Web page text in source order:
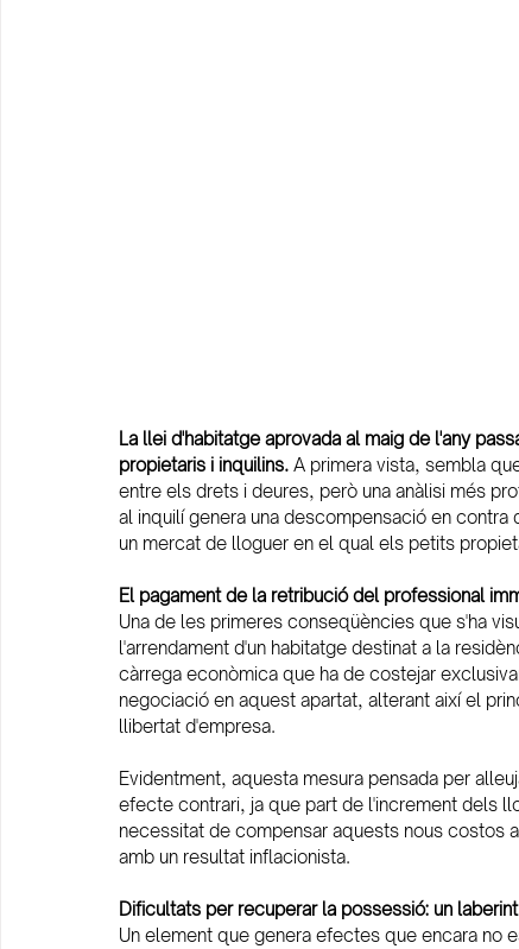
La llei d'habitatge aprovada al maig de l'any
propietaris i inquilins. A primera vista, sembla
entre els drets i deures, però una anàlisi més
al inquilí genera una descompensació en
un mercat de lloguer en el qual els petits
El pagament de la retribució del professional
Una de les primeres conseqüències que s'ha
l'arrendament d'un habitatge destinat a la
càrrega econòmica que ha de costejar
negociació en aquest apartat, alterant així el
llibertat d'empresa.
Evidentment, aquesta mesura pensada per
efecte contrari, ja que part de l'increment dels
necessitat de compensar aquests nous costos
amb un resultat inflacionista.
Dificultats per recuperar la possessió: un
Un element que genera efectes que encara no